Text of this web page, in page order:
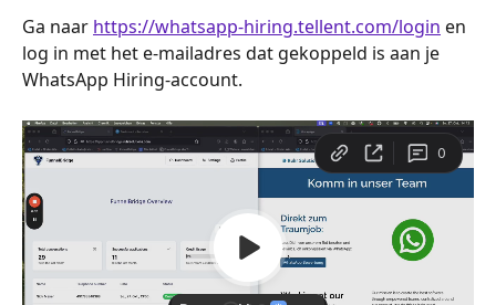
Ga naar https://whatsapp-hiring.tellent.com/login en
log in met het e-mailadres dat gekoppeld is aan je
WhatsApp Hiring-account.